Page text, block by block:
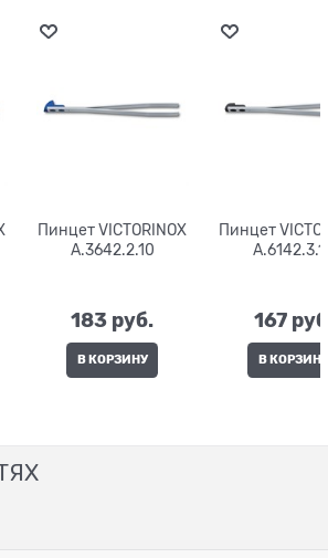
Пинцет VICTORINOX
A.3642.2.10
183 руб.
В КОРЗИНУ
Пинцет
167
В КОРЗИНУ